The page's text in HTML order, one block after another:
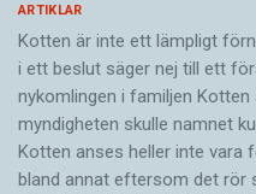
ARTIKLAR
Kotten är inte ett lämpligt
i ett beslut säger nej till ett
nykomlingen i familjen Kotten
myndigheten skulle namnet
Kotten anses heller inte vara
bland annat eftersom det rör